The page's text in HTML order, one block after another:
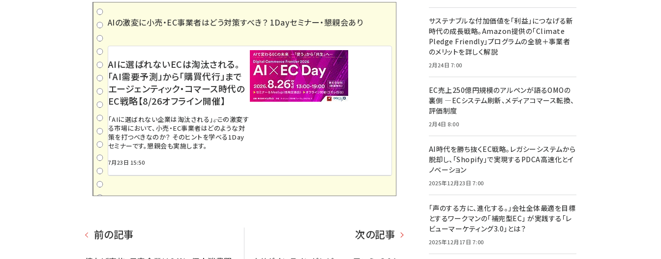
AIの激変に小売・EC事業者はどう対策すべき？ 1Dayセミナー・懇親会あり
AIに選ばれないECは淘汰される。
「AI需要予測」から「購買代行」まで
エージェンティック・コマース時代の
EC戦略【8/26オフライン開催】
「AIに選ばれない企業は淘汰される」――。この激変す
る市場において、小売・EC事業者はどのような対
策を打つべきなのか？ そのヒントを学べる1Day
セミナーです。懇親会も実施します。
7月23日 15:50
前の記事 次の記事
サステナブルな付加価値を「利益」につなげる新
時代の成長戦略。Amazon提供の「Climate
Pledge Friendly」プログラムの全貌＋事業者
のメリットを詳しく解説
2月24日 7:00
EC売上250億円規模のアルペンが語るOMOの
裏側 ―ECシステム刷新、メディアコマース転換、
評価制度
2月4日 8:00
AI時代を勝ち抜くEC戦略。レガシーシステムから
脱却し、「Shopify」で実現するPDCA高速化とイ
ノベーション
2025年12月23日 7:00
「声のする方に、進化する。」会社全体最適を目標
とするワークマンの「補完型EC」 が実践する「レ
ビューマーケティング3.0」とは？
2025年12月17日 7:00